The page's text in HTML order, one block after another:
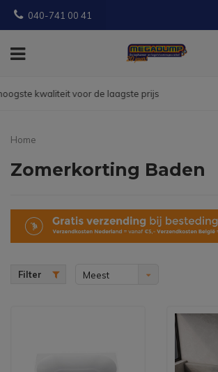
040-741 00 41
Gratisbezorgd vanaf € 150
Home
Zomerkorting Baden
Filter
Meest